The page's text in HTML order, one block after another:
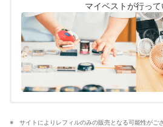
マイベストが行って
サイトによりレフィルのみの販売となる可能性がご